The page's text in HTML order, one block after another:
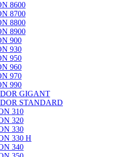
8600
8700
8800
8900
900
930
950
960
970
990
GIGANT
STANDARD
310
320
330
330 H
340